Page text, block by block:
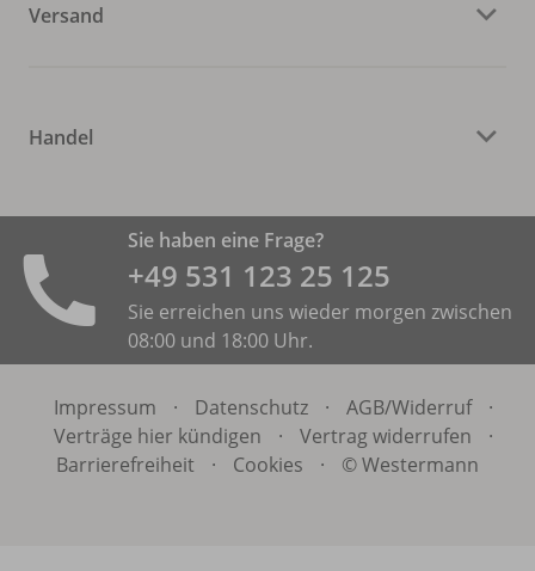
Versand
Handel
Sie haben eine Frage?
+49 531 ­123 25 125
Sie erreichen uns wieder morgen zwischen
08:00 und 18:00 Uhr.
Impressum · Datenschutz · AGB/Widerruf
·
Verträge hier kündigen
· Vertrag widerrufen
·
Barrierefreiheit
· Cookies · © Westermann